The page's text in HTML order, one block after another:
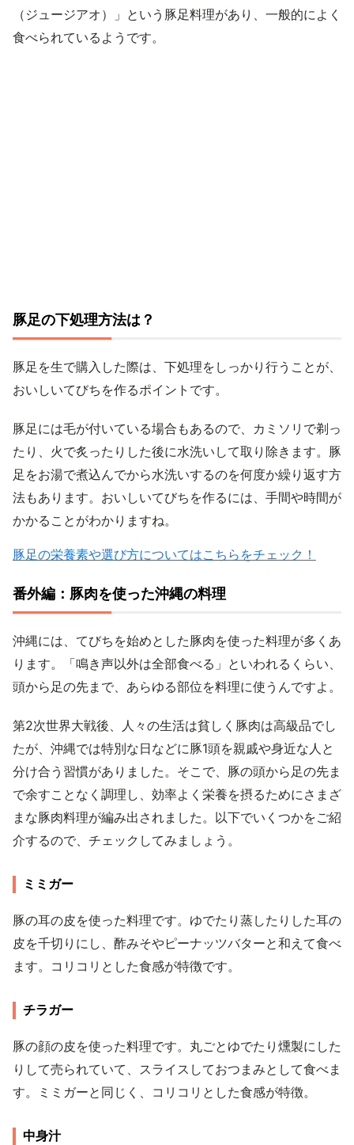
（ジュージアオ）」という豚足料理があり、一般的によく
食べられているようです。
豚足の下処理方法は？
豚足を生で購入した際は、下処理をしっかり行うことが、
おいしいてびちを作るポイントです。
豚足には毛が付いている場合もあるので、カミソリで剃っ
たり、火で炙ったりした後に水洗いして取り除きます。豚
足をお湯で煮込んでから水洗いするのを何度か繰り返す方
法もあります。おいしいてびちを作るには、手間や時間が
かかることがわかりますね。
豚足の栄養素や選び方についてはこちらをチェック！
番外編：豚肉を使った沖縄の料理
沖縄には、てびちを始めとした豚肉を使った料理が多くあ
ります。「鳴き声以外は全部食べる」といわれるくらい、
頭から足の先まで、あらゆる部位を料理に使うんですよ。
第2次世界大戦後、人々の生活は貧しく豚肉は高級品でし
たが、沖縄では特別な日などに豚1頭を親戚や身近な人と
分け合う習慣がありました。そこで、豚の頭から足の先ま
で余すことなく調理し、効率よく栄養を摂るためにさまざ
まな豚肉料理が編み出されました。以下でいくつかをご紹
介するので、チェックしてみましょう。
ミミガー
豚の耳の皮を使った料理です。ゆでたり蒸したりした耳の
皮を千切りにし、酢みそやピーナッツバターと和えて食べ
ます。コリコリとした食感が特徴です。
チラガー
豚の顔の皮を使った料理です。丸ごとゆでたり燻製にした
りして売られていて、スライスしておつまみとして食べま
す。ミミガーと同じく、コリコリとした食感が特徴。
中身汁